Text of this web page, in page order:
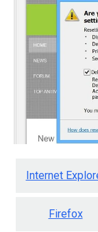
Internet
Firefox